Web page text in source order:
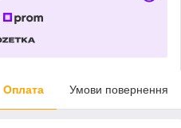
Оплата Умови повернення